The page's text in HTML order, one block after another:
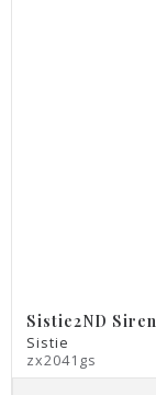
Sistie2ND
Sistie
zx2041gs